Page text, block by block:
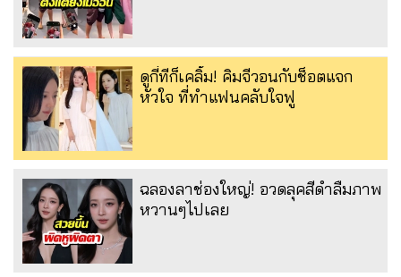
ดูกี่ทีก็เคลิ้ม! คิมจีวอนกับช็อตแจก
หัวใจ ที่ทำแฟนคลับใจฟู
ฉลองลาช่องใหญ่! อวดลุคสีดำลืมภาพ
หวานๆไปเลย